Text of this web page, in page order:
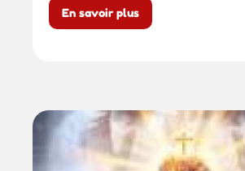
En savoir plus